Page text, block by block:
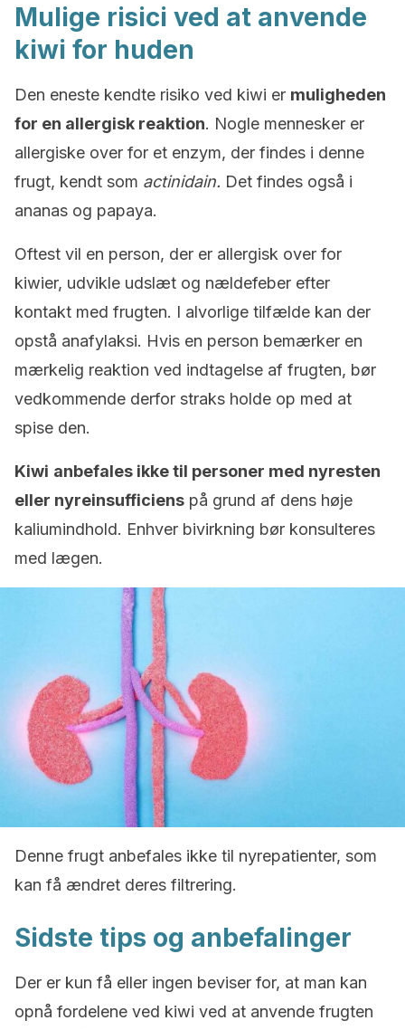
Mulige risici ved at anvende
kiwi for huden
Den eneste kendte risiko ved kiwi er muligheden
for en allergisk reaktion. Nogle mennesker er
allergiske over for et enzym, der findes i denne
frugt, kendt som actinidain. Det findes også i
ananas og papaya.
Oftest vil en person, der er allergisk over for
kiwier, udvikle udslæt og nældefeber efter
kontakt med frugten. I alvorlige tilfælde kan der
opstå anafylaksi. Hvis en person bemærker en
mærkelig reaktion ved indtagelse af frugten, bør
vedkommende derfor straks holde op med at
spise den.
Kiwi anbefales ikke til personer med nyresten
eller nyreinsufficiens på grund af dens høje
kaliumindhold. Enhver bivirkning bør konsulteres
med lægen.
Denne frugt anbefales ikke til nyrepatienter, som
kan få ændret deres filtrering.
Sidste tips og anbefalinger
Der er kun få eller ingen beviser for, at man kan
opnå fordelene ved kiwi ved at anvende frugten